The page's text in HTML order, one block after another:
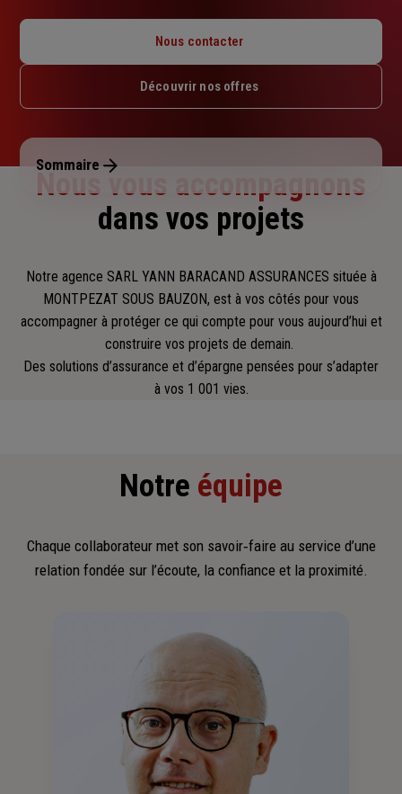
Jeudi : 09h – 12h
Dimanche : Fermé
Nous contacter
Découvrir nos offres
Sommaire
Nous vous accompagnons
dans vos projets
Notre agence SARL YANN BARACAND ASSURANCES située à
MONTPEZAT SOUS BAUZON, est à vos côtés pour vous
accompagner à protéger ce qui compte pour vous aujourd’hui et
construire vos projets de demain.
Des solutions d’assurance et d’épargne pensées pour s’adapter
à vos 1 001 vies.
Notre équipe
Chaque collaborateur met son savoir‑faire au service d’une
relation fondée sur l’écoute, la confiance et la proximité.